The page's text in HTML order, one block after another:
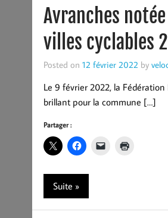
Avranches
villes cyclables
Posted on 12 février 2022 by
Le 9 février 2022, la Fédération
brillant pour la commune […]
Partager :
Suite »